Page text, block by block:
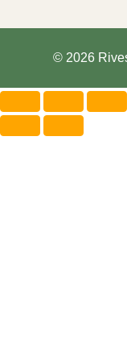
© 2026